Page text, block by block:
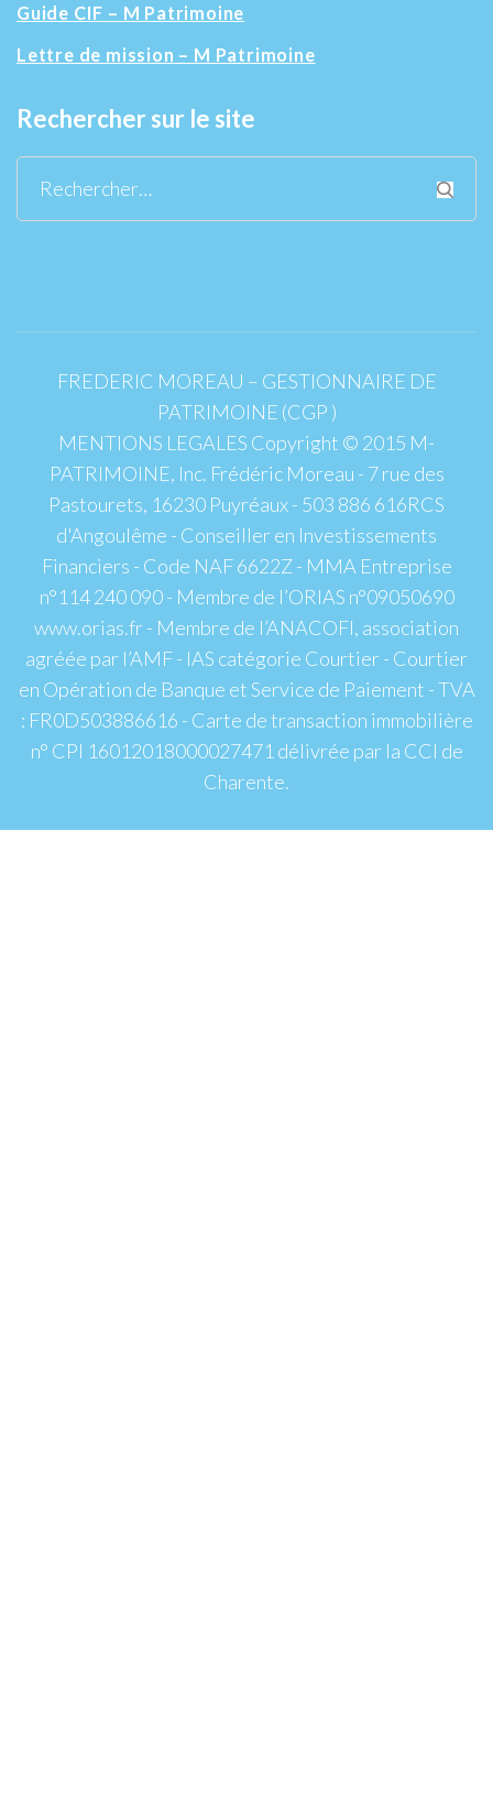
Guide CIF – M Patrimoine
Lettre de mission – M Patrimoine
Rechercher sur le site
Rechercher :
FREDERIC MOREAU – GESTIONNAIRE DE
PATRIMOINE (CGP )
MENTIONS LEGALES Copyright © 2015 M-
PATRIMOINE, Inc. Frédéric Moreau - 7 rue des
Pastourets, 16230 Puyréaux - 503 886 616RCS
d'Angoulême - Conseiller en Investissements
Financiers - Code NAF 6622Z - MMA Entreprise
n°114 240 090 - Membre de l’ORIAS n°09050690
www.orias.fr - Membre de l’ANACOFI, association
agréée par l’AMF - IAS catégorie Courtier - Courtier
en Opération de Banque et Service de Paiement - TVA
: FR0D503886616 - Carte de transaction immobilière
n° CPI 16012018000027471 délivrée par la CCI de
Charente.